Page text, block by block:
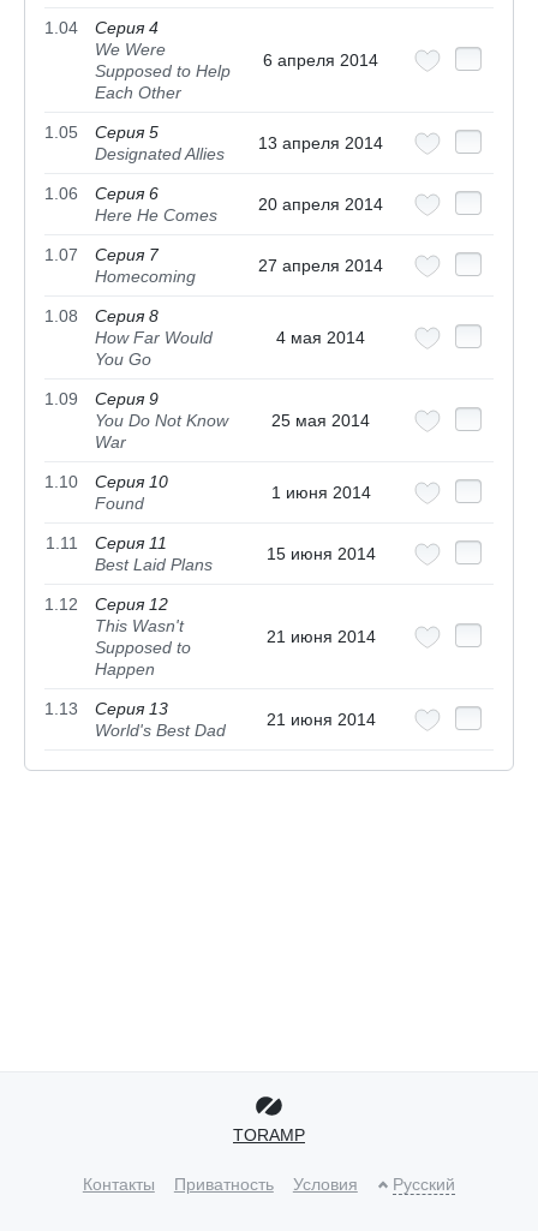
1.04
Серия 4
We Were
Supposed to Help
Each Other
6 апреля 2014
1.05
Серия 5
Designated Allies
13 апреля 2014
1.06
Серия 6
Here He Comes
20 апреля 2014
1.07
Серия 7
Homecoming
27 апреля 2014
1.08
Серия 8
How Far Would
You Go
4 мая 2014
1.09
Серия 9
You Do Not Know
War
25 мая 2014
1.10
Серия 10
Found
1 июня 2014
1.11
Серия 11
Best Laid Plans
15 июня 2014
1.12
Серия 12
This Wasn't
Supposed to
Happen
21 июня 2014
1.13
Серия 13
World's Best Dad
21 июня 2014
TORAMP
Контакты Приватность Условия Русский